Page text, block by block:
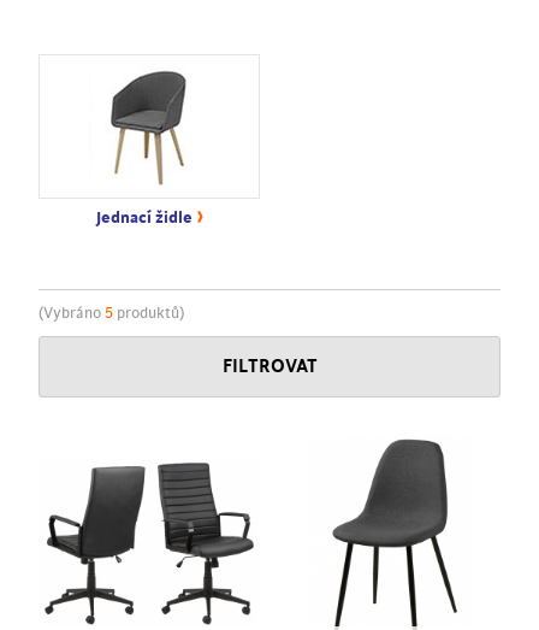
Jednací židle ›
(Vybráno 5 produktů)
FILTROVAT